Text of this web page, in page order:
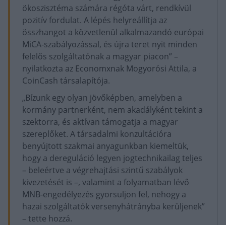
ökoszisztéma számára régóta várt, rendkívül
pozitív fordulat. A lépés helyreállítja az
összhangot a közvetlenül alkalmazandó európai
MiCA-szabályozással, és újra teret nyit minden
felelős szolgáltatónak a magyar piacon” –
nyilatkozta az Economxnak Mogyorósi Attila, a
CoinCash társalapítója.
„Bízunk egy olyan jövőképben, amelyben a
kormány partnerként, nem akadályként tekint a
szektorra, és aktívan támogatja a magyar
szereplőket. A társadalmi konzultációra
benyújtott szakmai anyagunkban kiemeltük,
hogy a dereguláció legyen jogtechnikailag teljes
– beleértve a végrehajtási szintű szabályok
kivezetését is –, valamint a folyamatban lévő
MNB-engedélyezés gyorsuljon fel, nehogy a
hazai szolgáltatók versenyhátrányba kerüljenek”
– tette hozzá.